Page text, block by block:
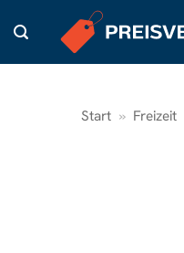
Inhalt
springen
Start » Freizeit